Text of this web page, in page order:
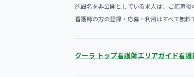
施設名を非公開としている求人は、ご応募後
看護師の方の登録・応募・利用はすべて無料
クーラ トップ看護師エリアガイド看護